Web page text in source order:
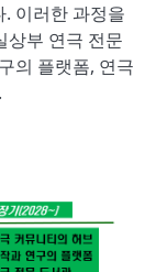
이러한 과정을
상부 연극 전문
의 플랫폼, 연극